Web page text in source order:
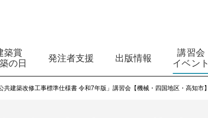
築賞
の日
発注者支援 出版情報
講習会
イベント
共建築改修工事標準仕様書 令和7年版」講習会【機械・四国地区・高知市】